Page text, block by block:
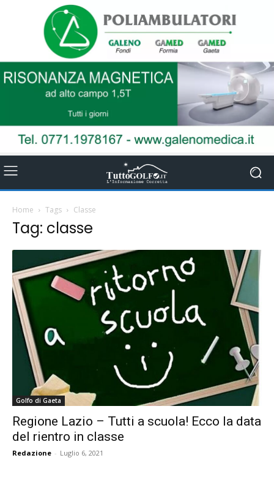
Home Tags Classe
Tag: classe
Golfo di Gaeta
Regione Lazio – Tutti a scuola! Ecco la data
del rientro in classe
Redazione - Luglio 6, 2021